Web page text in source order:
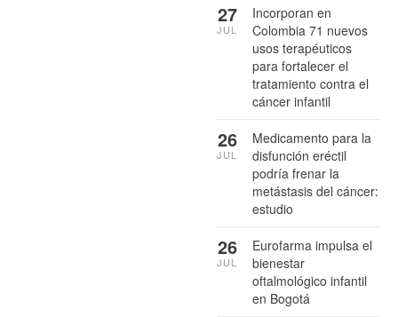
Incorporan en
Colombia 71 nuevos
usos terapéuticos
para fortalecer el
tratamiento contra el
cáncer infantil
27
JUL
Medicamento para la
disfunción eréctil
podría frenar la
metástasis del cáncer:
estudio
26
JUL
Eurofarma impulsa el
bienestar
oftalmológico infantil
en Bogotá
26
JUL